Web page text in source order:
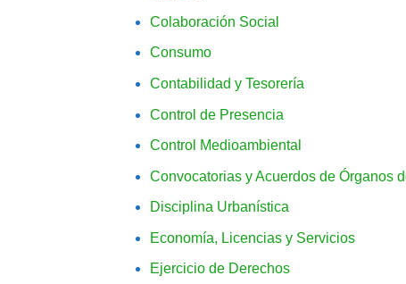
Colaboración Social
Consumo
Contabilidad y Tesorería
Control de Presencia
Control Medioambiental
Convocatorias y Acuerdos de Órganos
Disciplina Urbanística
Economía, Licencias y Servicios
Ejercicio de Derechos